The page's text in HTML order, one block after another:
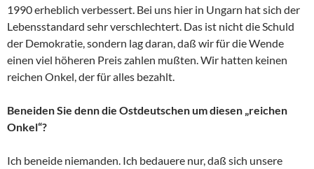
1990 erheblich verbessert. Bei uns hier in Ungarn hat sich der
Lebensstandard sehr verschlechtert. Das ist nicht die Schuld
der Demokratie, sondern lag daran, daß wir für die Wende
einen viel höheren Preis zahlen mußten. Wir hatten keinen
reichen Onkel, der für alles bezahlt.
Beneiden Sie denn die Ostdeutschen um diesen „reichen
Onkel“?
Ich beneide niemanden. Ich bedauere nur, daß sich unsere